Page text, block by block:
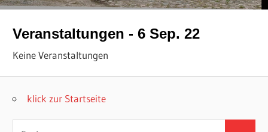
Veranstaltungen - 6 Sep. 22
Keine Veranstaltungen
klick zur Startseite